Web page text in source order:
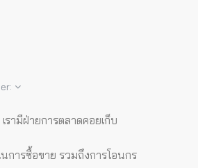
ามีฝ่ายการตลาดคอยเก็บ
การซื้อขาย รวมถึงการโอนกร